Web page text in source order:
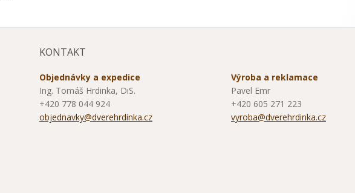
KONTAKT
Objednávky a expedice
Ing. Tomáš Hrdinka, DiS.
+420 778 044 924
objednavky@dverehrdinka.cz
Výroba a reklamace
Pavel Emr
+420 605 271 223
vyroba@dverehrdinka.cz